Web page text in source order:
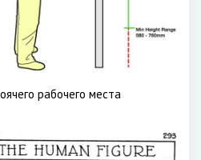
рабочего места